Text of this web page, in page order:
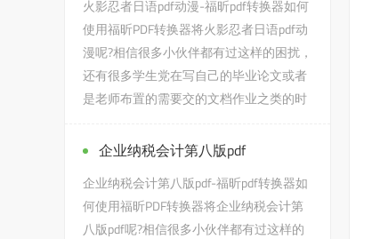
火影忍者日语pdf动漫-福昕pdf转换器如何
使用福昕PDF转换器将火影忍者日语pdf动
漫呢?相信很多小伙伴都有过这样的困扰，
还有很多学生党在写自己的毕业论文或者
是老师布置的需要交的文档作业之类的时
企业纳税会计第八版pdf
企业纳税会计第八版pdf-福昕pdf转换器如
何使用福昕PDF转换器将企业纳税会计第
八版pdf呢?相信很多小伙伴都有过这样的